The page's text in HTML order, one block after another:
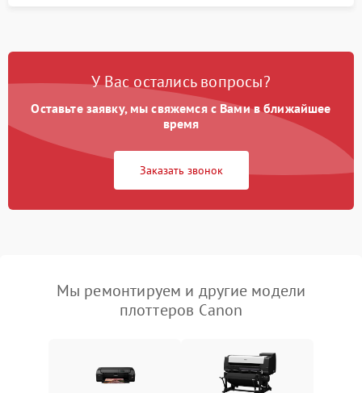
У Вас остались вопросы?
Оставьте заявку, мы свяжемся с Вами в ближайшее
время
Заказать звонок
Мы ремонтируем и другие модели
плоттеров Canon